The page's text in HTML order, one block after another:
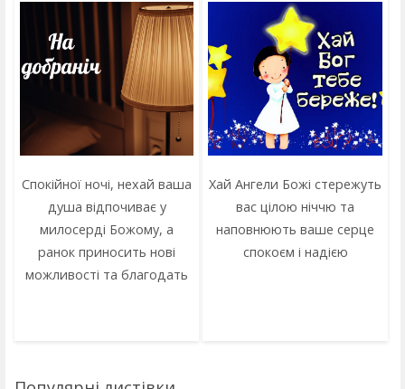
Спокійної ночі, нехай ваша
душа відпочиває у
милосерді Божому, а
ранок приносить нові
можливості та благодать
Хай Ангели Божі стережуть
вас цілою ніччю та
наповнюють ваше серце
спокоєм і надією